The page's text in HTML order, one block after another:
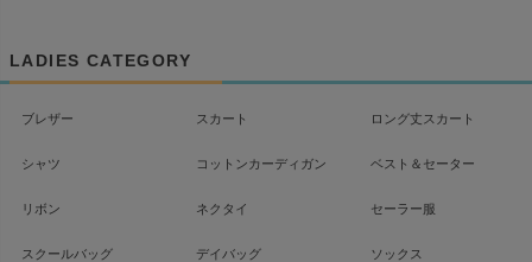
LADIES CATEGORY
ブレザー スカート ロング丈スカート
シャツ コットンカーディガン ベスト＆セーター
リボン ネクタイ セーラー服
スクールバッグ デイバッグ ソックス